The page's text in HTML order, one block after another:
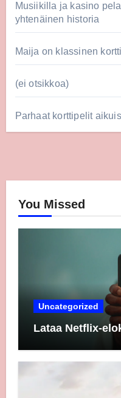
Musiikilla ja kasino
yhtenäinen historia
Maija on klassinen
(ei otsikkoa)
Parhaat korttipelit
You Missed
Uncategorized
Lataa Netflix-